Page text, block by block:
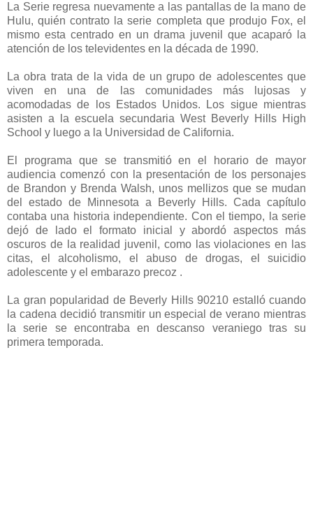
La Serie regresa nuevamente a las pantallas de la mano de
Hulu, quién contrato la serie completa que produjo Fox, el
mismo esta centrado en un drama juvenil que acaparó la
atención de los televidentes en la década de 1990.
La obra trata de la vida de un grupo de adolescentes que
viven en una de las comunidades más lujosas y
acomodadas de los Estados Unidos. Los sigue mientras
asisten a la escuela secundaria West Beverly Hills High
School y luego a la Universidad de California.
El programa que se transmitió en el horario de mayor
audiencia comenzó con la presentación de los personajes
de Brandon y Brenda Walsh, unos mellizos que se mudan
del estado de Minnesota a Beverly Hills. Cada capítulo
contaba una historia independiente. Con el tiempo, la serie
dejó de lado el formato inicial y abordó aspectos más
oscuros de la realidad juvenil, como las violaciones en las
citas, el alcoholismo, el abuso de drogas, el suicidio
adolescente y el embarazo precoz .
La gran popularidad de Beverly Hills 90210 estalló cuando
la cadena decidió transmitir un especial de verano mientras
la serie se encontraba en descanso veraniego tras su
primera temporada.